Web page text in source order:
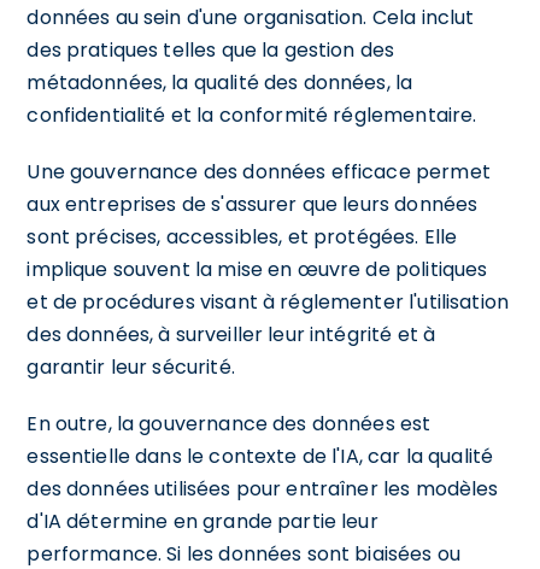
données au sein d'une organisation. Cela inclut
des pratiques telles que la gestion des
métadonnées, la qualité des données, la
confidentialité et la conformité réglementaire.
Une gouvernance des données efficace permet
aux entreprises de s'assurer que leurs données
sont précises, accessibles, et protégées. Elle
implique souvent la mise en œuvre de politiques
et de procédures visant à réglementer l'utilisation
des données, à surveiller leur intégrité et à
garantir leur sécurité.
En outre, la gouvernance des données est
essentielle dans le contexte de l'IA, car la qualité
des données utilisées pour entraîner les modèles
d'IA détermine en grande partie leur
performance. Si les données sont biaisées ou